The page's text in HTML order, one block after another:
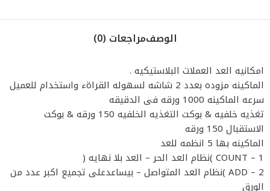
الوصفمراجعات (0)
امكانيه العد العملات البلاستيكيه .
الماكينه مزوده بعدد 2 شاشه لسهوله القراةء واستخدام للعميل
سرعه الماكينه 1000 ورقه فى الدقيقه
تغذيه خلفيه & بوكت التغذيه الخلفيه 150 ورقه & بوكت
الاستقبال 150 ورقه
الماكينه بها 5 انظمه للعد
1 – COUNT )نظام العد الحر – العد بلا نهايه (
2 – ADD )نظام العد المتواصل – بيساعدعلى تجميع اكبر عدد من
الورق